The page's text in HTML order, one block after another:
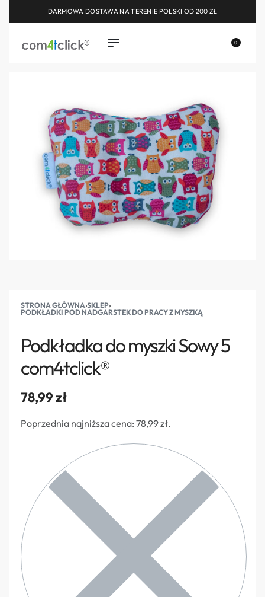
DARMOWA DOSTAWA NA TERENIE POLSKI OD 200 ZŁ
0
STRONA GŁÓWNA›SKLEP›
PODKŁADKI POD NADGARSTEK DO PRACY Z MYSZKĄ
Podkładka do myszki Sowy 5
com4tclick®
78,99zł
Poprzednia najniższa cena: 78,99zł.